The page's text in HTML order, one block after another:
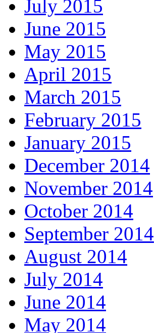
July 2015
June 2015
May 2015
April 2015
March 2015
February 2015
January 2015
December 2014
November 2014
October 2014
September 2014
August 2014
July 2014
June 2014
May 2014